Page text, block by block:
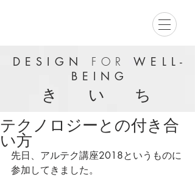
DESIGN FOR
WELL-
BEING
き い ち
テクノロジーとの付き合
い方
先日、アルテク講座2018というものに
参加してきました。